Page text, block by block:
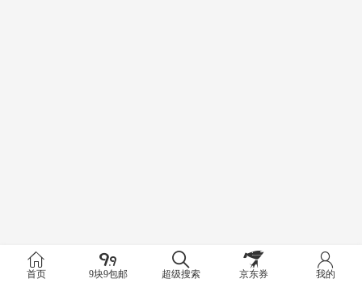
首页 9块9包邮 超级搜索 京东券 我的